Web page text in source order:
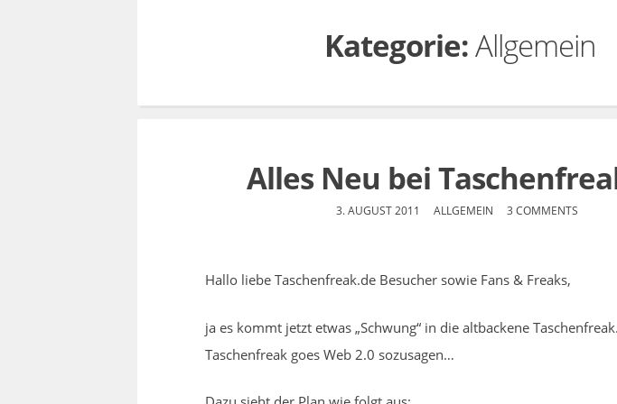
Kategorie:Allgemein
Alles Neu bei
3. AUGUST 2011 ALLGEMEIN 3 COMMENTS
Hallo liebe Taschenfreak.de Besucher sowie Fans & Freaks,
ja es kommt jetzt etwas „Schwung“ in die altbackene
Taschenfreak goes Web 2.0 sozusagen…